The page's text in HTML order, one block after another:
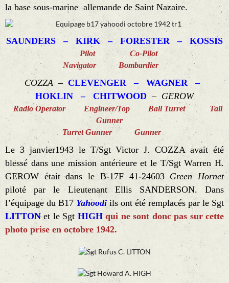
la base sous-marine allemande de Saint Nazaire.
SAUNDERS – KIRK – FORESTER – KOSSIS
Pilot Co-Pilot
Navigator Bombardier
COZZA– CLEVENGER – WAGNER –
HOKLIN – CHITWOOD– GEROW
Radio Operator Engineer/Top Ball Turret Tail
Gunner
Turret Gunner Gunner
Le 3 janvier1943 le T/Sgt Victor J. COZZA avait été
blessé dans une mission antérieure et le T/Sgt Warren H.
GEROW était dans le B-17F 41-24603 Green Hornet
piloté par le Lieutenant Ellis SANDERSON. Dans
l’équipage du B17 Yahoodi ils ont été remplacés par le Sgt
LITTONet le Sgt HIGH qui ne sont donc pas sur cette
photo prise en octobre 1942.